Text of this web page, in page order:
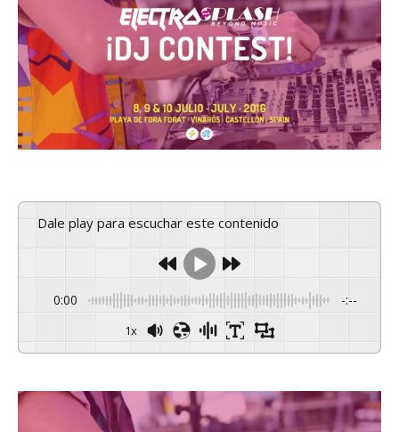
Dale play para escuchar este contenido
0:00 -:--
1x